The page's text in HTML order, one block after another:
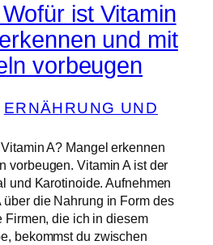
ist Vitamin
und mit
vorbeugen
ERNÄHRUNG UND
A? Mangel erkennen
vorbeugen. Vitamin A ist der
und Karotinoide. Aufnehmen
über die Nahrung in Form des
Firmen, die ich in diesem
bekommst du zwischen